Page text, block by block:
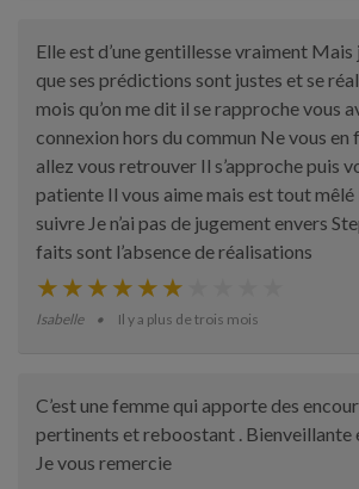
Elle est d’une gentillesse vraiment Mais
que ses prédictions sont justes et se
mois qu’on me dit il se rapproche vous
connexion hors du commun Ne vous en
allez vous retrouver Il s’approche puis
patiente Il vous aime mais est tout
suivre Je n’ai pas de jugement envers
faits sont l’absence de réalisations
Isabelle Il y a plus de trois mois
C’est une femme qui apporte des
pertinents et reboostant . Bienveillante
Je vous remercie